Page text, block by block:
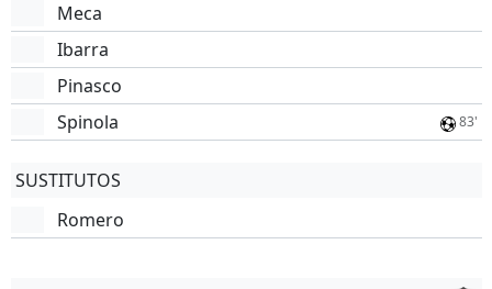
Meca
Ibarra
Pinasco
Spinola
83'
SUSTITUTOS
Romero